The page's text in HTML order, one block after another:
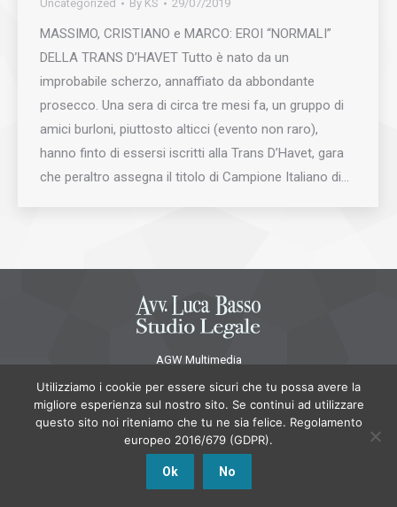
Uncategorized By KS 29/07/2019
MASSIMO, CRISTIANO e MARCO: EROI “NORMALI”
DELLA TRANS D’HAVET Tutto è nato da un
improbabile scherzo, annaffiato da abbondante
prosecco. Una sera di circa tre mesi fa, un gruppo di
amici burloni, piuttosto alticci (evento non raro),
hanno finto di essersi iscritti alla Trans D’Havet, gara
che peraltro assegna il titolo di Campione Italiano di…
AGW Multimedia
Menu principale
Utilizziamo i cookie per essere sicuri che tu possa avere la
migliore esperienza sul nostro sito. Se continui ad utilizzare
questo sito noi riteniamo che tu ne sia felice. Regolamento
europeo 2016/679 (GDPR).
Ok No